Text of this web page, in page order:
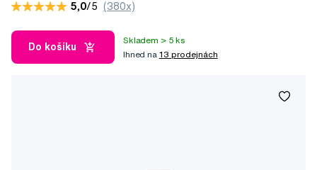
5,0/5 (380x)
Do košíku
Skladem > 5 ks
Ihned na 13 prodejnách